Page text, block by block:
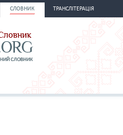
СЛОВНИК ТРАНСЛІТЕРАЦІЯ